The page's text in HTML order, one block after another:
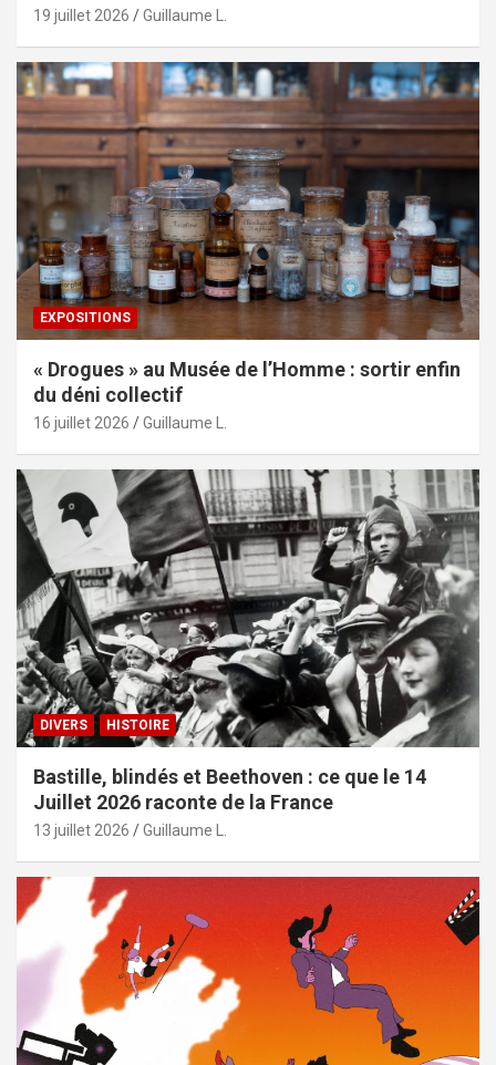
19 juillet 2026 Guillaume L.
EXPOSITIONS
« Drogues » au Musée de l’Homme : sortir enfin
du déni collectif
16 juillet 2026 Guillaume L.
DIVERS HISTOIRE
Bastille, blindés et Beethoven : ce que le 14
Juillet 2026 raconte de la France
13 juillet 2026 Guillaume L.